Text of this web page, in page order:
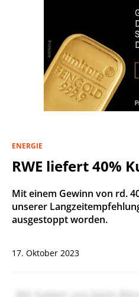
ENERGIE
RWE liefert 40%
Mit einem Gewinn von rd.
unserer
ausgestoppt worden.
17. Oktober 2023